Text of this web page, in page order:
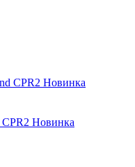
CPR2 Новинка